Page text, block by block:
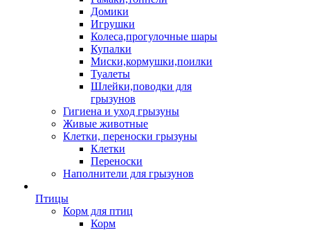
Домики
Игрушки
Колеса,прогулочные шары
Купалки
Миски,кормушки,поилки
Туалеты
Шлейки,поводки для
грызунов
Гигиена и уход грызуны
Живые животные
Клетки, переноски грызуны
Клетки
Переноски
Наполнители для грызунов
Птицы
Корм для птиц
Корм